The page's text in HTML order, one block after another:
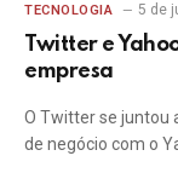
TECNOLOGIA 5 de
Twitter e
empresa
O Twitter se juntou
de negócio com o